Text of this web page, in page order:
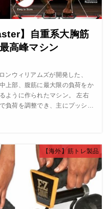
】自重系大胸筋
高峰マシン
ンウィリアムズが開発した、
上部、腹筋に最大限の負荷をか
ように作られたマシン。 左右
負荷を調整でき、主にプッシ…
【海外】筋トレ製品